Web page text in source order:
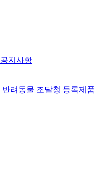
공지사항
반려동물 조달청 등록제품